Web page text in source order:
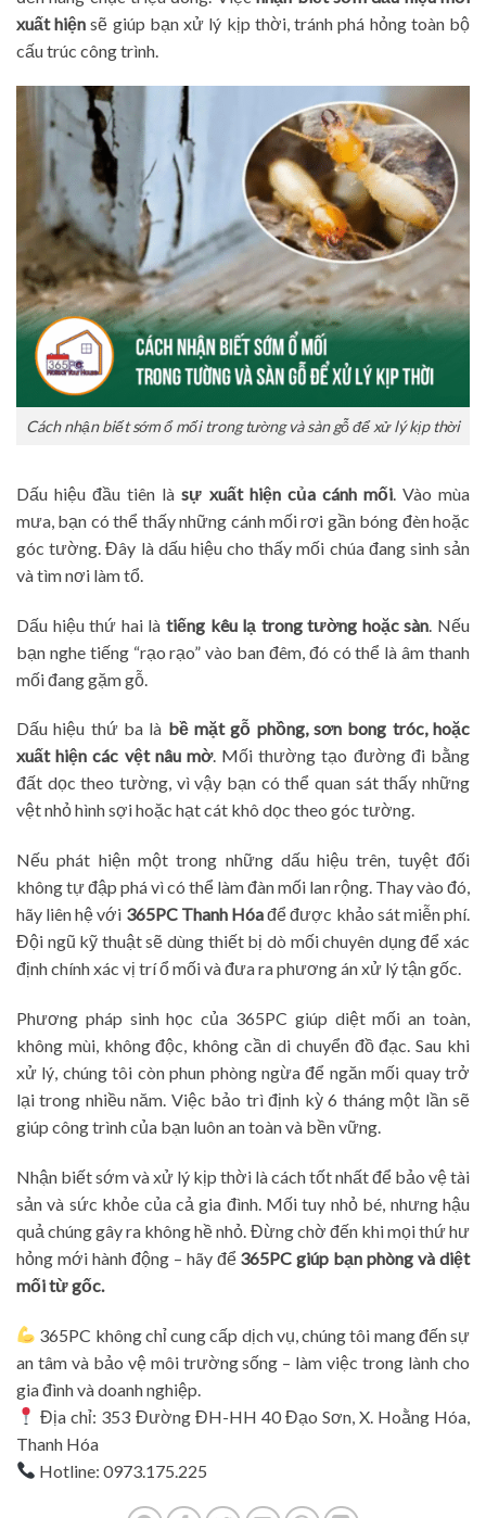
xuất hiện sẽ giúp bạn xử lý kịp thời, tránh phá hỏng toàn bộ
cấu trúc công trình.
Cách nhận biết sớm ổ mối trong tường và sàn gỗ để xử lý kịp thời
Dấu hiệu đầu tiên làsự xuất hiện của cánh mối. Vào mùa
mưa, bạn có thể thấy những cánh mối rơi gần bóng đèn hoặc
góc tường. Đây là dấu hiệu cho thấy mối chúa đang sinh sản
và tìm nơi làm tổ.
Dấu hiệu thứ hai là tiếng kêu lạ trong tường hoặc sàn . Nếu
bạn nghe tiếng “rạo rạo” vào ban đêm, đó có thể là âm thanh
mối đang gặm gỗ.
Dấu hiệu thứ ba là bề mặt gỗ phồng, sơn bong tróc, hoặc
xuất hiện các vệt nâu mờ. Mối thường tạo đường đi bằng
đất dọc theo tường, vì vậy bạn có thể quan sát thấy những
vệt nhỏ hình sợi hoặc hạt cát khô dọc theo góc tường.
Nếu phát hiện một trong những dấu hiệu trên, tuyệt đối
không tự đập phá vì có thể làm đàn mối lan rộng. Thay vào đó,
hãy liên hệ với 365PC Thanh Hóađể được khảo sát miễn phí.
Đội ngũ kỹ thuật sẽ dùng thiết bị dò mối chuyên dụng để xác
định chính xác vị trí ổ mối và đưa ra phương án xử lý tận gốc.
Phương pháp sinh học của 365PC giúp diệt mối an toàn,
không mùi, không độc, không cần di chuyển đồ đạc. Sau khi
xử lý, chúng tôi còn phun phòng ngừa để ngăn mối quay trở
lại trong nhiều năm. Việc bảo trì định kỳ 6 tháng một lần sẽ
giúp công trình của bạn luôn an toàn và bền vững.
Nhận biết sớm và xử lý kịp thời là cách tốt nhất để bảo vệ tài
sản và sức khỏe của cả gia đình. Mối tuy nhỏ bé, nhưng hậu
quả chúng gây ra không hề nhỏ. Đừng chờ đến khi mọi thứ hư
hỏng mới hành động – hãy để 365PC giúp bạn phòng và diệt
mối từ gốc.
365PC không chỉ cung cấp dịch vụ, chúng tôi mang đến sự
an tâm và bảo vệ môi trường sống – làm việc trong lành cho
gia đình và doanh nghiệp.
Địa chỉ: 353 Đường ĐH-HH 40 Đạo Sơn, X. Hoằng Hóa,
Thanh Hóa
Hotline: 0973.175.225